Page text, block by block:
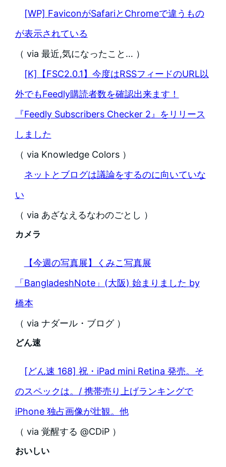
[WP] FaviconがSafariとChromeで違うもの
が表示されている
（ via 最近,気になったこと… ）
[K]【FSC2.0.1】今度はRSSフィードのURL以
外でもFeedly購読者数を確認出来ます！
『Feedly Subscribers Checker 2』をリリース
しました
（ via Knowledge Colors ）
ネットとブログは議論をするのに向いていな
い
（ via あざなえるなわのごとし ）
カメラ
【今週の写真展】くみこ写真展
「BangladeshNote」(大阪) 始まりました by
橋本
（ via ナダール・ブログ ）
どん速
[どん速 168] 祝・iPad mini Retina 発売。そ
のスペックは。/ 携帯売り上げランキングで
iPhone 独占画像が壮観。他
（ via 覚醒する @CDiP ）
おいしい